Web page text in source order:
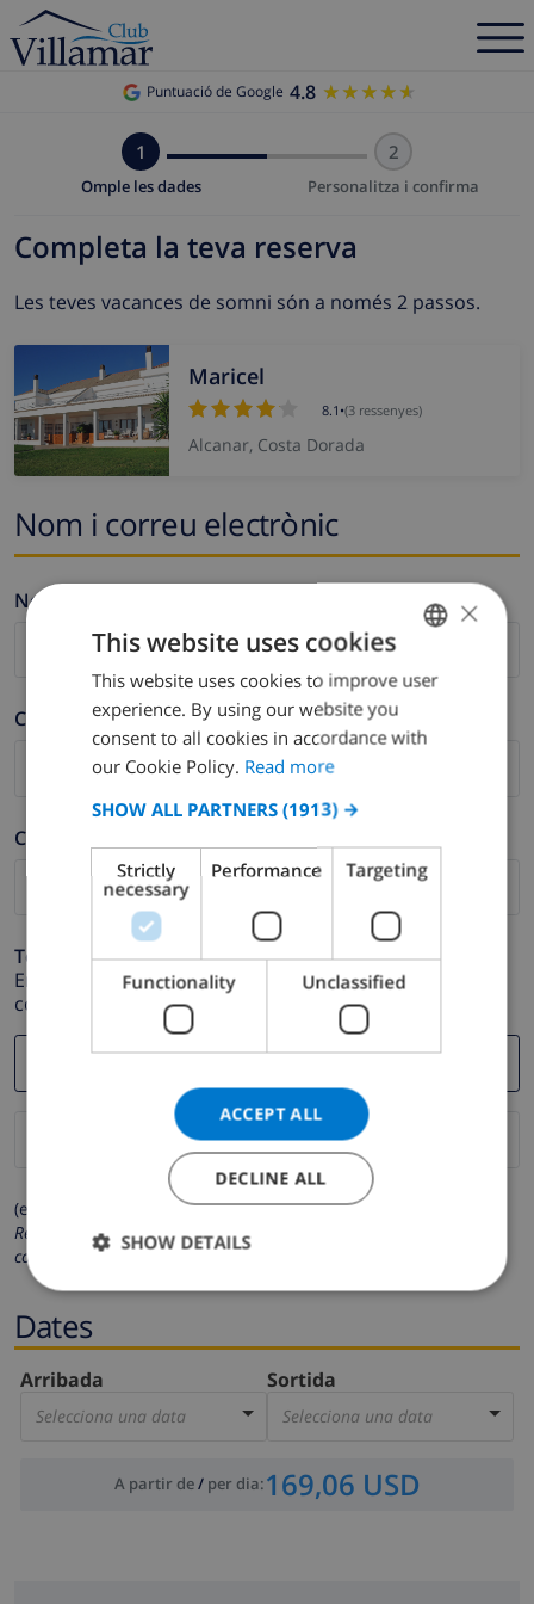
Puntuació de Google 4.8 ★★★★★
★★★★★
1
Omple les dades
2
Personalitza i confirma
Completa la teva reserva
Les teves vacances de somni són a només 2 passos.
Maricel
8.1 •(3 ressenyes)
Alcanar, Costa Dorada
Nom i correu electrònic
Nom *
Cognom *
Correu electrònic *
Telèfon *
En cas que la direcció de correu electrònic no funcioni
correctament.
(els camps marcats amb * són obligatoris)
Respectem la teva privacitat. Les teves dades personals no es
compartiran amb tercers.
Dates
Arribada
Selecciona una data
Sortida
Selecciona una data
A partir de/ per dia:169,06 USD
ENGLISH
DUTCH
CATALAN
ITALIAN
DANISH
NORWEGIAN
×
This website uses cookies
This website uses cookies to improve user
experience. By using our website you
consent to all cookies in accordance with
our Cookie Policy. Read more
SHOW ALL PARTNERS (1913) →
Strictly
necessary
Performance Targeting
Functionality Unclassified
ACCEPT ALL
DECLINE ALL
SHOW DETAILS